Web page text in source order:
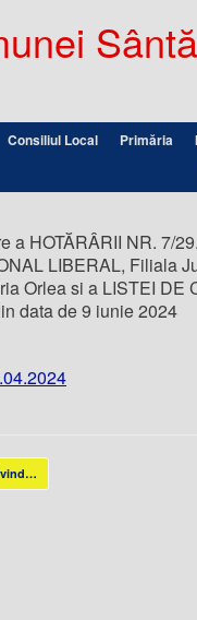
Consiliul Local Primăria
a HOTĂRÂRII NR. 7/
LIBERAL, Filiala
Orlea si a LISTEI
data de 9 iunie 2024